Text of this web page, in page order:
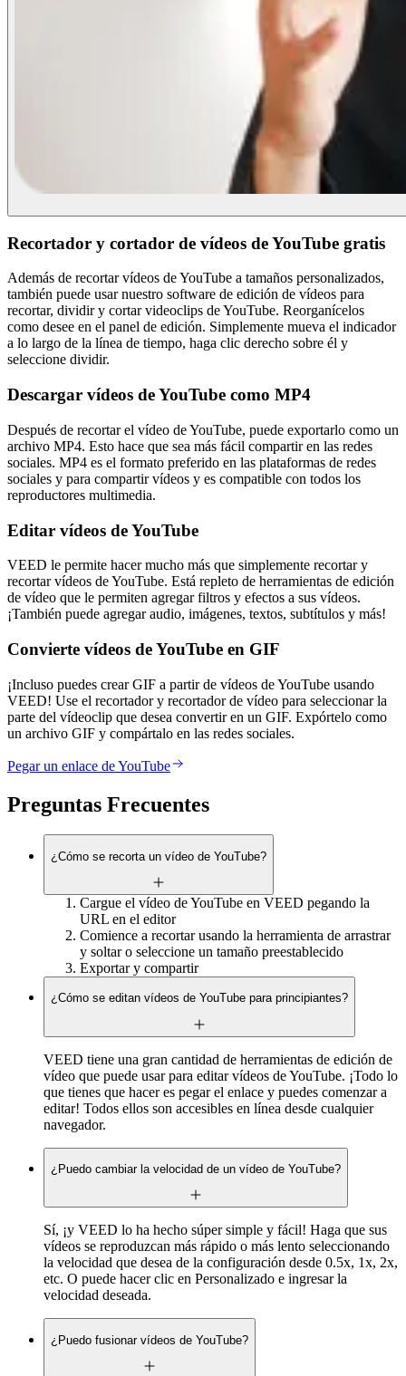
Recortador y cortador de vídeos de YouTube gratis
Además de recortar vídeos de YouTube a tamaños personalizados,
también puede usar nuestro software de edición de vídeos para
recortar, dividir y cortar videoclips de YouTube. Reorganícelos
como desee en el panel de edición. Simplemente mueva el indicador
a lo largo de la línea de tiempo, haga clic derecho sobre él y
seleccione dividir.
Descargar vídeos de YouTube como MP4
Después de recortar el vídeo de YouTube, puede exportarlo como un
archivo MP4. Esto hace que sea más fácil compartir en las redes
sociales. MP4 es el formato preferido en las plataformas de redes
sociales y para compartir vídeos y es compatible con todos los
reproductores multimedia.
Editar vídeos de YouTube
VEED le permite hacer mucho más que simplemente recortar y
recortar vídeos de YouTube. Está repleto de herramientas de edición
de vídeo que le permiten agregar filtros y efectos a sus vídeos.
¡También puede agregar audio, imágenes, textos, subtítulos y más!
Convierte vídeos de YouTube en GIF
¡Incluso puedes crear GIF a partir de vídeos de YouTube usando
VEED! Use el recortador y recortador de vídeo para seleccionar la
parte del vídeoclip que desea convertir en un GIF. Expórtelo como
un archivo GIF y compártalo en las redes sociales.
Pegar un enlace de YouTube
Preguntas Frecuentes
¿Cómo se recorta un vídeo de YouTube?
Cargue el vídeo de YouTube en VEED pegando la
URL en el editor
Comience a recortar usando la herramienta de arrastrar
y soltar o seleccione un tamaño preestablecido
Exportar y compartir
¿Cómo se editan vídeos de YouTube para principiantes?
VEED tiene una gran cantidad de herramientas de edición de
vídeo que puede usar para editar vídeos de YouTube. ¡Todo lo
que tienes que hacer es pegar el enlace y puedes comenzar a
editar! Todos ellos son accesibles en línea desde cualquier
navegador.
¿Puedo cambiar la velocidad de un vídeo de YouTube?
Sí, ¡y VEED lo ha hecho súper simple y fácil! Haga que sus
vídeos se reproduzcan más rápido o más lento seleccionando
la velocidad que desea de la configuración desde 0.5x, 1x, 2x,
etc. O puede hacer clic en Personalizado e ingresar la
velocidad deseada.
¿Puedo fusionar vídeos de YouTube?